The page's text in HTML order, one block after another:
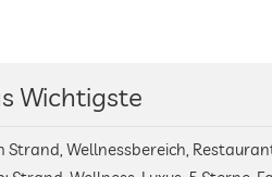
Wichtigste
Strand, Wellnessbereich,